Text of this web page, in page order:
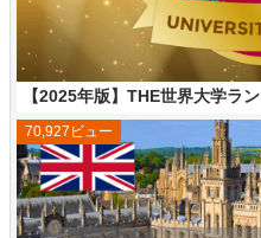
【2025年版】THE世界大学ラ
70,927ビュー